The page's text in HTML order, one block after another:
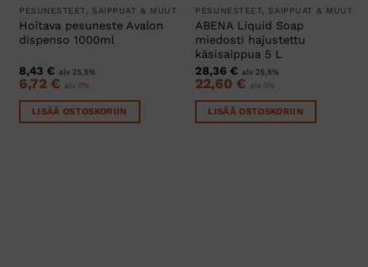
PESUNESTEET, SAIPPUAT & MUUT
Hoitava pesuneste Avalon
dispenso 1000ml
8,43€ alv 25,5%
6,72€ alv 0%
LISÄÄ OSTOSKORIIN
PESUNESTEET, SAIPPUAT & MUUT
ABENA Liquid Soap
miedosti hajustettu
käsisaippua 5 L
28,36€ alv 25,5%
22,60€ alv 0%
LISÄÄ OSTOSKORIIN